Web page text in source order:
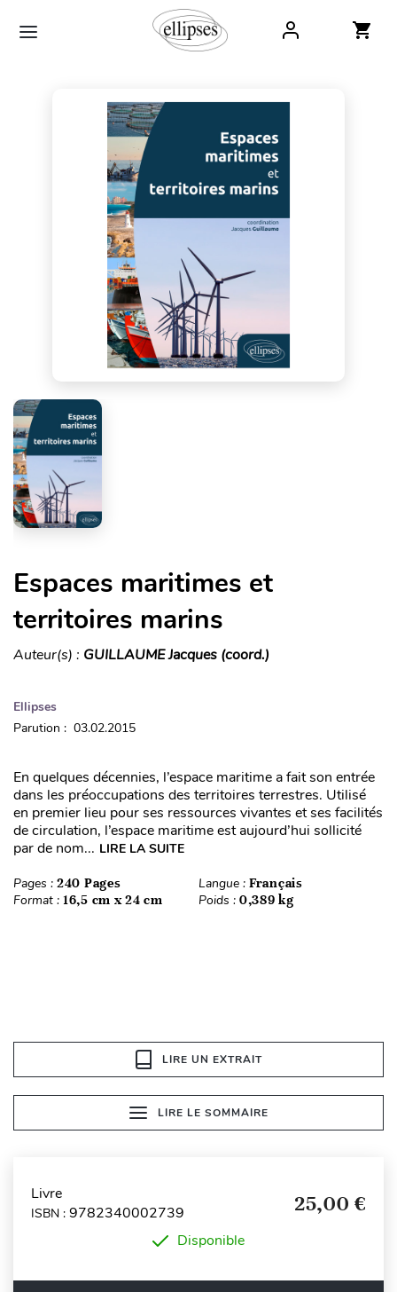
Espaces maritimes et
territoires marins
Auteur(s) : GUILLAUME Jacques (coord.)
Ellipses
Parution : 03.02.2015
En quelques décennies, l’espace maritime a fait son entrée
dans les préoccupations des territoires terrestres. Utilisé
en premier lieu pour ses ressources vivantes et ses facilités
de circulation, l’espace maritime est aujourd’hui sollicité
par de nom... LIRE LA SUITE
Pages : 240 Pages Langue : Français
Format : 16,5 cm x 24 cm Poids : 0,389 kg
LIRE UN EXTRAIT
LIRE LE SOMMAIRE
Livre
ISBN : 9782340002739 25,00 €
Disponible